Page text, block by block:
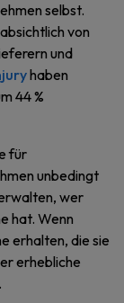
selbst.
von
und
haben
44 %
für
unbedingt
wer
hat. Wenn
erhalten, die sie
erhebliche